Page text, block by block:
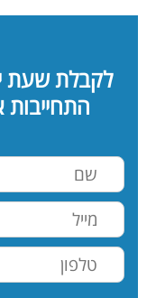
לקבלת שעת